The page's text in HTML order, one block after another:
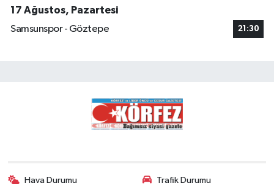
17 Ağustos, Pazartesi
Samsunspor - Göztepe
21:30
Hava Durumu Trafik Durumu